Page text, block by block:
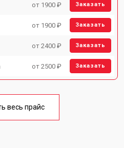
от 1900 ₽ Заказать
от 1900 ₽ Заказать
от 2400 ₽ Заказать
от 2500 ₽ Заказать
весь прайс